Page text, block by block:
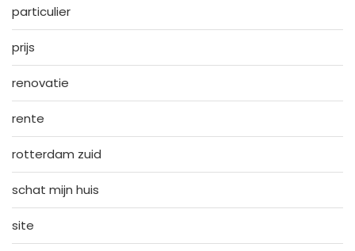
particulier
prijs
renovatie
rente
rotterdam zuid
schat mijn huis
site